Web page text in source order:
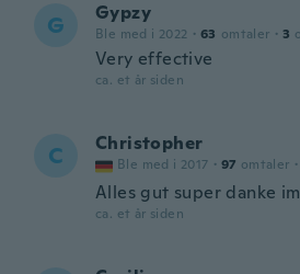
G Gypzy
Ble med i 2022 · 63 omtaler · 3
Very effective
ca. et år siden
C Christopher
Ble med i 2017 · 97 omtaler ·
Alles gut super danke
ca. et år siden